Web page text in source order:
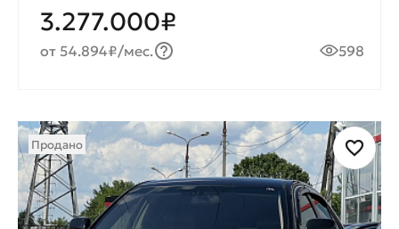
3.277.000₽
от 54.894₽/мес. 598
Продано